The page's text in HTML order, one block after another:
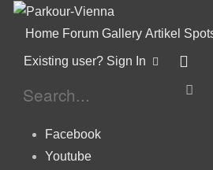
Home Forum Gallery Artikel
Existing user? Sign In
Facebook
Youtube